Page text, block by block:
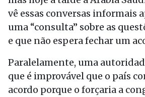
vê essas conversas informais
uma “consulta” sobre as
e que não espera fechar um
Paralelamente, uma
que é improvável que o país
acordo porque o forçaria a